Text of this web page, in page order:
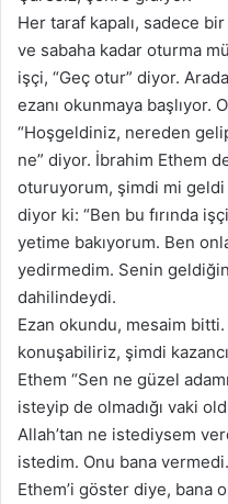
Her taraf kapalı, sadece bir
ve sabaha kadar oturma
işçi, “Geç otur” diyor.
ezanı okunmaya başlıyor.
“Hoşgeldiniz, nereden
ne” diyor. İbrahim Ethem
oturuyorum, şimdi mi geldi
diyor ki: “Ben bu fırında
yetime bakıyorum. Ben
yedirmedim. Senin
dahilindeydi.
Ezan okundu, mesaim
konuşabiliriz, şimdi
Ethem “Sen ne güzel
isteyip de olmadığı vaki
Allah’tan ne istediysem
istedim. Onu bana
Ethem’i göster diye, bana